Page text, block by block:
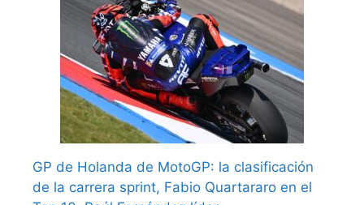
GP de Holanda de MotoGP: la clasificación
de la carrera sprint, Fabio Quartararo en el